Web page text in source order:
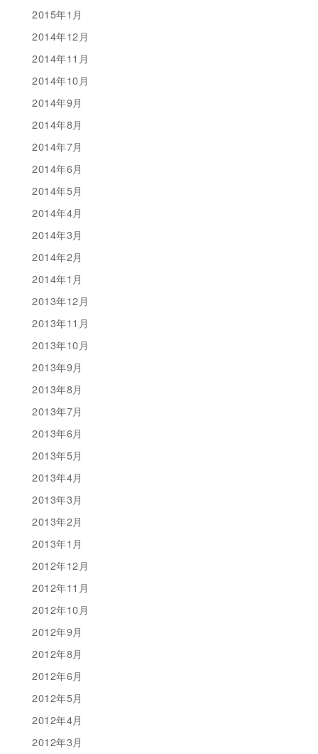
2015年1月
2014年12月
2014年11月
2014年10月
2014年9月
2014年8月
2014年7月
2014年6月
2014年5月
2014年4月
2014年3月
2014年2月
2014年1月
2013年12月
2013年11月
2013年10月
2013年9月
2013年8月
2013年7月
2013年6月
2013年5月
2013年4月
2013年3月
2013年2月
2013年1月
2012年12月
2012年11月
2012年10月
2012年9月
2012年8月
2012年6月
2012年5月
2012年4月
2012年3月